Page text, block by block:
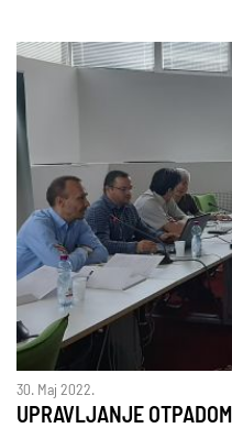
30. Maj 2022.
UPRAVLJANJE